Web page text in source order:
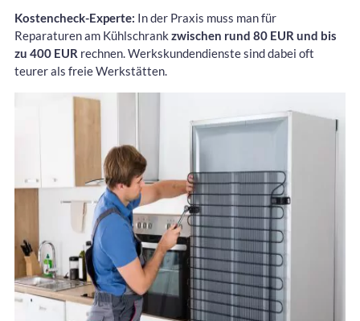
Kostencheck-Experte: In der Praxis muss man für
Reparaturen am Kühlschrank zwischen rund 80 EUR und bis
zu 400 EUR rechnen. Werkskundendienste sind dabei oft
teurer als freie Werkstätten.